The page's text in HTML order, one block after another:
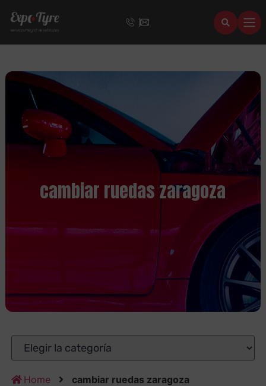
cambiar ruedas zaragoza
Home cambiar ruedas zaragoza